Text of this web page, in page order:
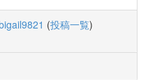
(投稿一覧)